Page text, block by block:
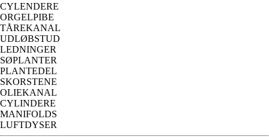
CYLENDERE
ORGELPIBE
TÅREKANAL
UDLØBSTUD
LEDNINGER
SØPLANTER
PLANTEDEL
SKORSTENE
OLIEKANAL
CYLINDERE
MANIFOLDS
LUFTDYSER